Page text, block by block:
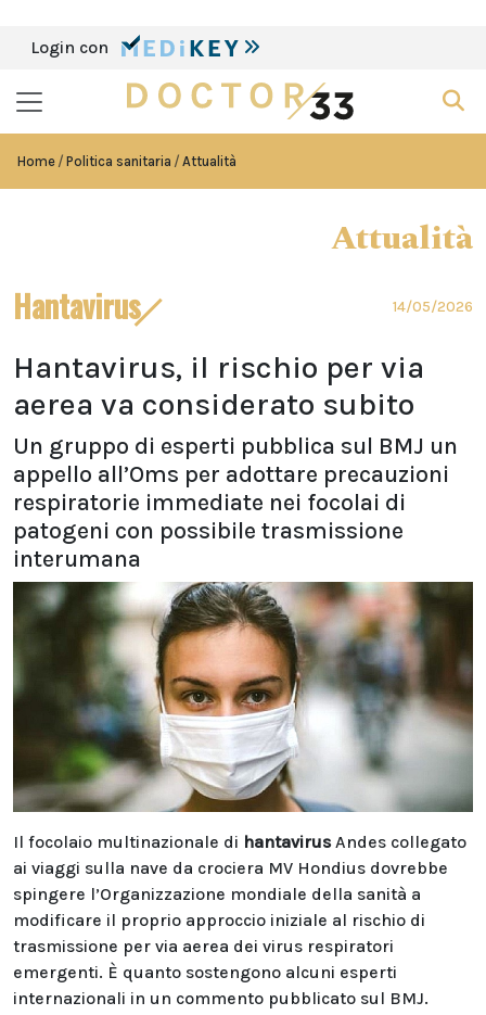
Login con
Home Politica sanitaria Attualità
Attualità
Hantavirus 14/05/2026
Hantavirus, il rischio per via
aerea va considerato subito
Un gruppo di esperti pubblica sul BMJ un
appello all’Oms per adottare precauzioni
respiratorie immediate nei focolai di
patogeni con possibile trasmissione
interumana
Il focolaio multinazionale di hantavirusAndes collegato
ai viaggi sulla nave da crociera MV Hondius dovrebbe
spingere l’Organizzazione mondiale della sanità a
modificare il proprio approccio iniziale al rischio di
trasmissione per via aerea dei virus respiratori
emergenti. È quanto sostengono alcuni esperti
internazionali in un commento pubblicato sul BMJ.